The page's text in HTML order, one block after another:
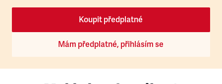
Koupit předplatné
Mám předplatné, přihlásím se